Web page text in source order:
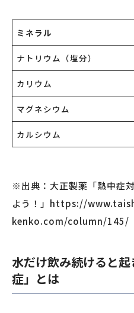
ミネラル
ナトリウム（塩分）
カリウム
マグネシウム
カルシウム
※出典：大正製薬「熱中症
よう！」https://
kenko.com/column/145/
水だけ飲み続けると
症」とは